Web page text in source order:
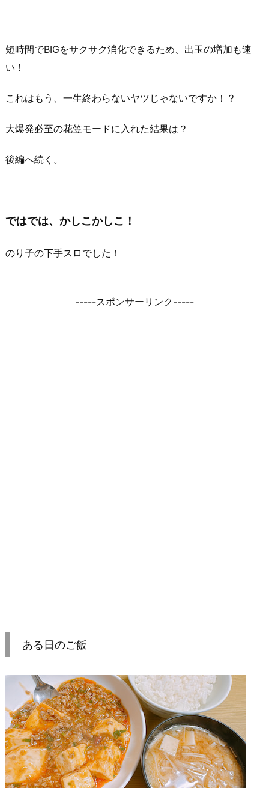
短時間でBIGをサクサク消化できるため、出玉の増加も速
い！
これはもう、一生終わらないヤツじゃないですか！？
大爆発必至の花笠モードに入れた結果は？
後編へ続く。
ではでは、かしこかしこ！
のり子の下手スロでした！
-----スポンサーリンク-----
ある日のご飯